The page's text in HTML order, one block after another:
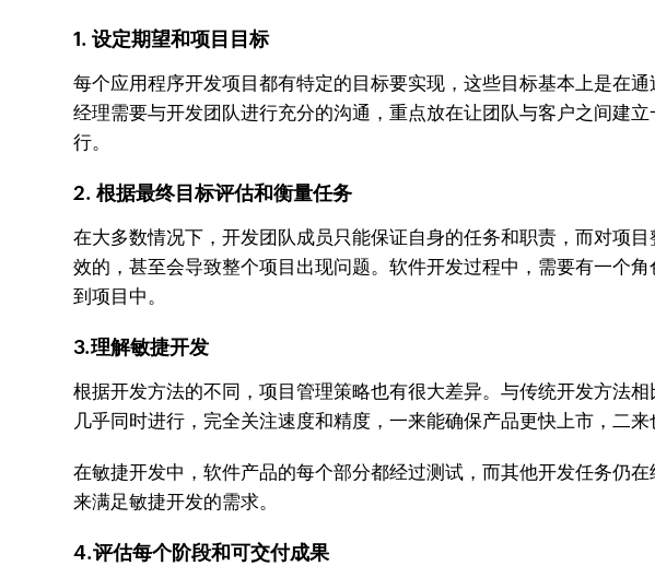
1. 设定期望和项目目标
每个应用程序开发项目都有特定的目标要实现，这些目标基本上是在
经理需要与开发团队进行充分的沟通，重点放在让团队与客户之间建
行。
2. 根据最终目标评估和衡量任务
在大多数情况下，开发团队成员只能保证自身的任务和职责，而对项
效的，甚至会导致整个项目出现问题。软件开发过程中，需要有一个
到项目中。
3.理解敏捷开发
根据开发方法的不同，项目管理策略也有很大差异。与传统开发方法
几乎同时进行，完全关注速度和精度，一来能确保产品更快上市，二来
在敏捷开发中，软件产品的每个部分都经过测试，而其他开发任务仍
来满足敏捷开发的需求。
4.评估每个阶段和可交付成果